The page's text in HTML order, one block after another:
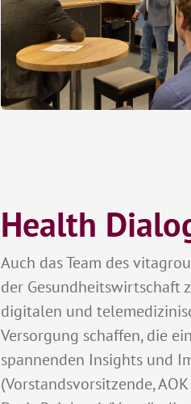
Health
Auch das Team des
der Gesundheitswirtschaft
digitalen und
Versorgung schaffen, die
spannenden Insights und
(Vorstandsvorsitzende,